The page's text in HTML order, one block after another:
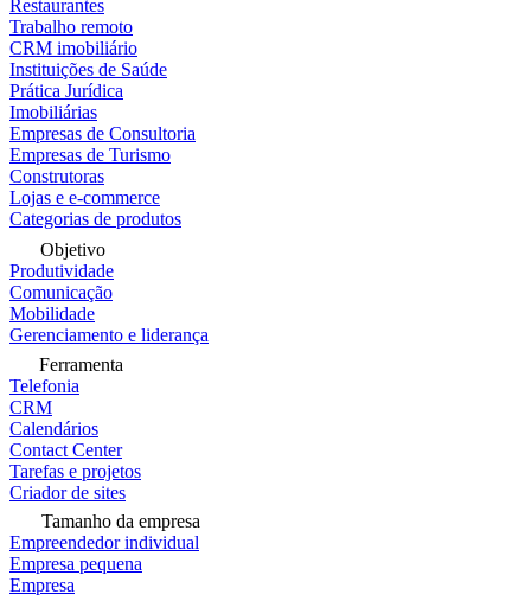
Restaurantes
Trabalho remoto
CRM imobiliário
Instituições de Saúde
Prática Jurídica
Imobiliárias
Empresas de Consultoria
Empresas de Turismo
Construtoras
Lojas e e-commerce
Categorias de produtos
Objetivo
Produtividade
Comunicação
Mobilidade
Gerenciamento e liderança
Ferramenta
Telefonia
CRM
Calendários
Contact Center
Tarefas e projetos
Criador de sites
Tamanho da empresa
Empreendedor individual
Empresa pequena
Empresa